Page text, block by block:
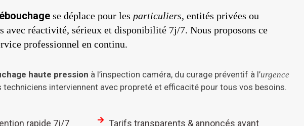
se déplace pour les particuliers, entités privées ou
avec réactivité, sérieux et disponibilité 7j/7. Nous proposons ce
professionnel en continu.
haute pression à l’inspection caméra, du curage préventif à l’urgence
interviennent avec propreté et efficacité pour tous vos besoins.
rapide 7j/7
Tarifs transparents & annoncés avant